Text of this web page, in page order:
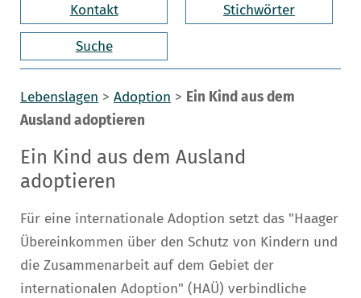
Kontakt Stichwörter
Suche
Lebenslagen > Adoption > Ein Kind aus dem
Ausland adoptieren
Ein Kind aus dem Ausland
adoptieren
Für eine internationale Adoption setzt das "Haager
Übereinkommen über den Schutz von Kindern und
die Zusammenarbeit auf dem Gebiet der
internationalen Adoption" (HAÜ) verbindliche